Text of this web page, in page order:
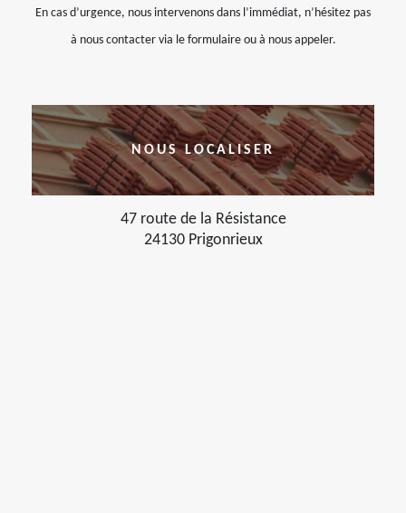
En cas d’urgence, nous intervenons dans l’immédiat, n’hésitez pas
à nous contacter via le formulaire ou à nous appeler.
NOUS LOCALISER
47 route de la Résistance
24130 Prigonrieux